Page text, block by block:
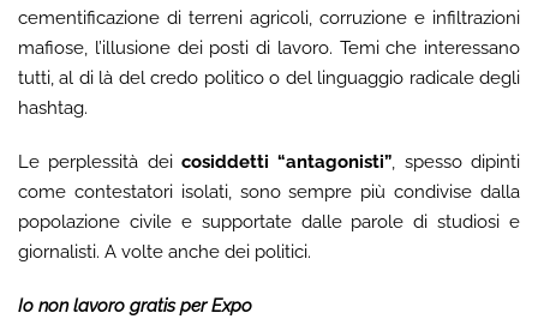
cementificazione di terreni agricoli, corruzione e infiltrazioni
mafiose, l’illusione dei posti di lavoro. Temi che interessano
tutti, al di là del credo politico o del linguaggio radicale degli
hashtag.
Le perplessità dei cosiddetti “antagonisti”, spesso dipinti
come contestatori isolati, sono sempre più condivise dalla
popolazione civile e supportate dalle parole di studiosi e
giornalisti. A volte anche dei politici.
Io non lavoro gratis per Expo